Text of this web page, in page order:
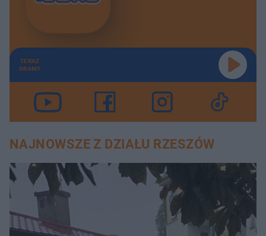
TERAZ
GRAMY
NAJNOWSZE Z DZIAŁU RZESZÓW